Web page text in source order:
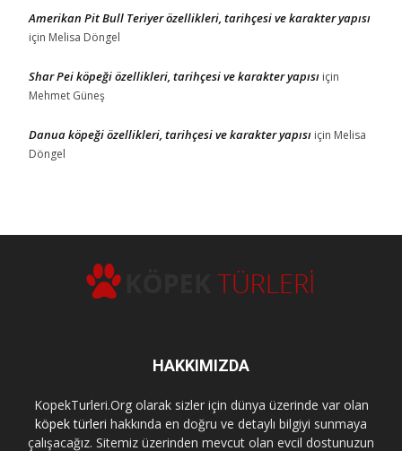
Amerikan Pit Bull Teriyer özellikleri, tarihçesi ve karakter yapısı
için Melisa Döngel
Shar Pei köpeği özellikleri, tarihçesi ve karakter yapısı için
Mehmet Güneş
Danua köpeği özellikleri, tarihçesi ve karakter yapısı için Melisa
Döngel
HAKKIMIZDA
KopekTurleri.Org olarak sizler için dünya üzerinde var olan
köpek türleri hakkında en doğru ve detaylı bilgiyi sunmaya
çalışacağız. Sitemiz üzerinden mevcut olan evcil dostunuzun